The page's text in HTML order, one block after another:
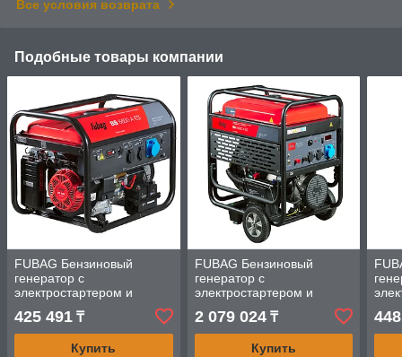
Все условия возврата
Подобные товары компании
FUBAG Бензиновый
генератор с
электростартером и
коннектором автоматики
BS 6600 A ES
425 491 ₸
Купить
FUBAG Бензиновый
генератор с
электростартером и
коннектором автоматики
BS 14000 A ES
2 079 024₸
Купить
BS